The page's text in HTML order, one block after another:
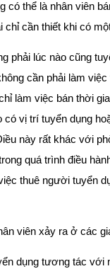
có thể là nhân viên
chỉ cần thiết khi có
phải lúc nào cũng
cần phải làm
làm việc bán thời
có vị trí tuyển dụng
này rất khác với
quá trình điều
thuê người tuyển
viên xảy ra ở các
dụng tương tác với